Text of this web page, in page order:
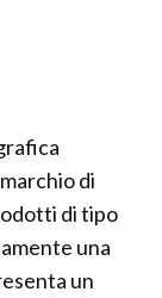
di
di tipo
una
un